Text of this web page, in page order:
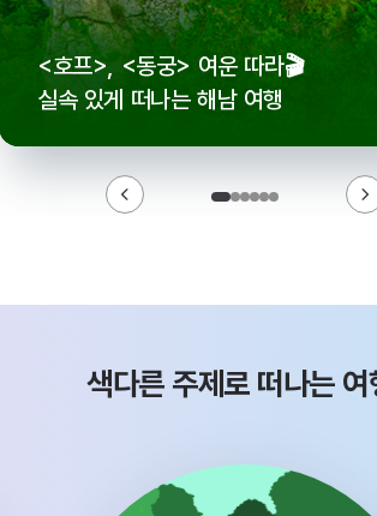
<호프>, <동궁> 여운 따라🎬
실속 있게 떠나는 해남 여행
로컬 감성
전국 로컬
색다른 주제로 떠나는 여